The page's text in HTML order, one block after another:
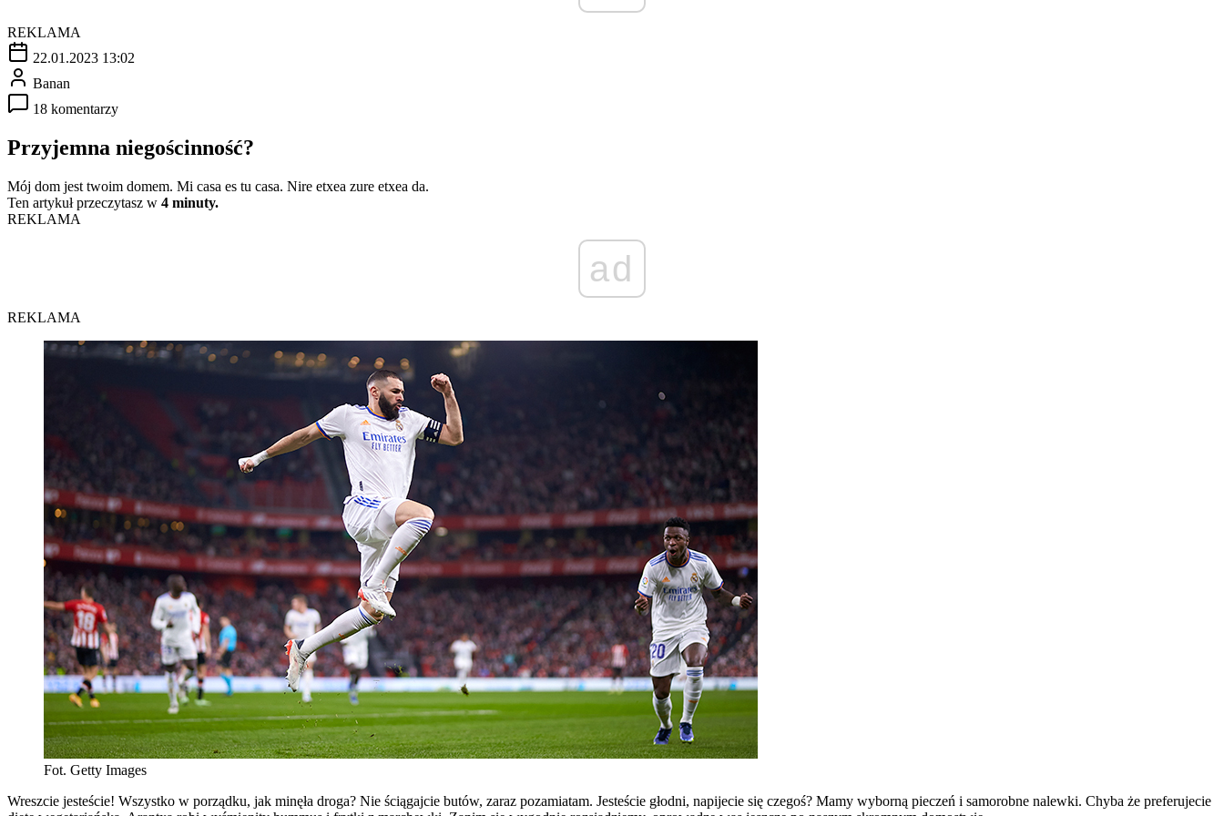
REKLAMA
22.01.2023 13:02
Banan
18 komentarzy
Przyjemna niegościnność?
Mój dom jest twoim domem. Mi casa es tu casa. Nire etxea zure etxea da.
Ten artykuł przeczytasz w 4 minuty.
REKLAMA
ad
REKLAMA
Fot. Getty Images
Wreszcie jesteście! Wszystko w porządku, jak minęła droga? Nie ściągajcie butów, zaraz pozamiatam. Jesteście głodni, napijecie się czegoś? Mamy wyborną pieczeń i samorobne nalewki. Chyba że preferujecie